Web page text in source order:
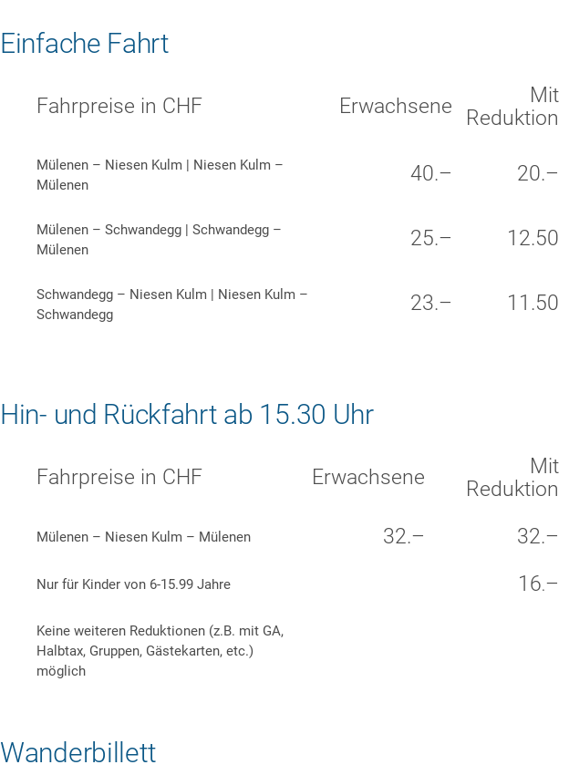
Einfache Fahrt
Fahrpreise in CHF Erwachsene
Mit
Reduktion
Mülenen – Niesen Kulm | Niesen Kulm –
Mülenen
40.– 20.–
Mülenen – Schwandegg | Schwandegg –
Mülenen
25.– 12.50
Schwandegg – Niesen Kulm | Niesen Kulm –
Schwandegg
23.– 11.50
Hin- und Rückfahrt ab 15.30 Uhr
Fahrpreise in CHF Erwachsene
Mit
Reduktion
Mülenen – Niesen Kulm – Mülenen 32.– 32.–
Nur für Kinder von 6-15.99 Jahre 16.–
Keine weiteren Reduktionen (z.B. mit GA,
Halbtax, Gruppen, Gästekarten, etc.)
möglich
Wanderbillett